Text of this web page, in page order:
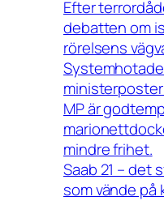
Efter
debatten om
rörelsens
MP är
mindre frihet.
Saab 21 – det
som vände